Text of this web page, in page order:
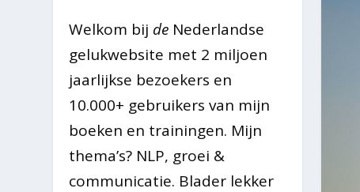
Welkom bij de Nederlandse
gelukwebsite met 2 miljoen
jaarlijkse bezoekers en
10.000+ gebruikers van mijn
boeken en trainingen. Mijn
thema’s? NLP, groei &
communicatie. Blader lekker